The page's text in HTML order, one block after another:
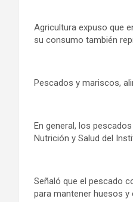
Agricultura expuso que
su consumo también
Pescados y mariscos,
En general, los
Nutrición y Salud del
Señaló que el pescado
para mantener huesos y